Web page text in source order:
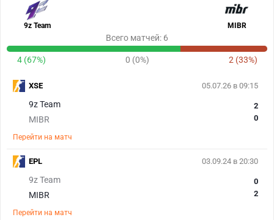
9z Team MIBR
Всего матчей: 6
4 (67%) 0 (0%) 2 (33%)
05.07.26 в 09:15
9z Team
MIBR
2
0
Перейти на матч
XSE
03.09.24 в 20:30
9z Team
MIBR
0
2
Перейти на матч
EPL